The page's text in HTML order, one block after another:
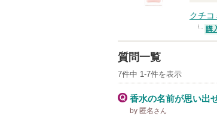
クチコ
購
質問一覧
7件中 1-7件を表示
香水の名前が思い出
by 匿名 さん